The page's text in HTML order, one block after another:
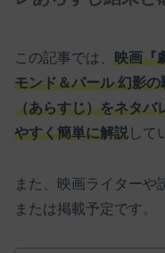
この記事では、 映画『
モンド＆パール 幻影
（あらすじ）をネタバ
やすく簡単に解説 して
また、映画ライターや
または掲載予定です。